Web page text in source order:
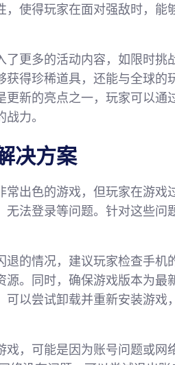
，使得玩家在面对强敌时，能
了更多的活动内容，如限时挑
获得珍稀道具，还能与全球的
更新的亮点之一，玩家可以通
力。
决方案
常出色的游戏，但玩家在游戏
无法登录等问题。针对这些问
退的情况，建议玩家检查手机
源。同时，确保游戏版本为最
可以尝试卸载并重新安装游戏
戏，可能是因为账号问题或网